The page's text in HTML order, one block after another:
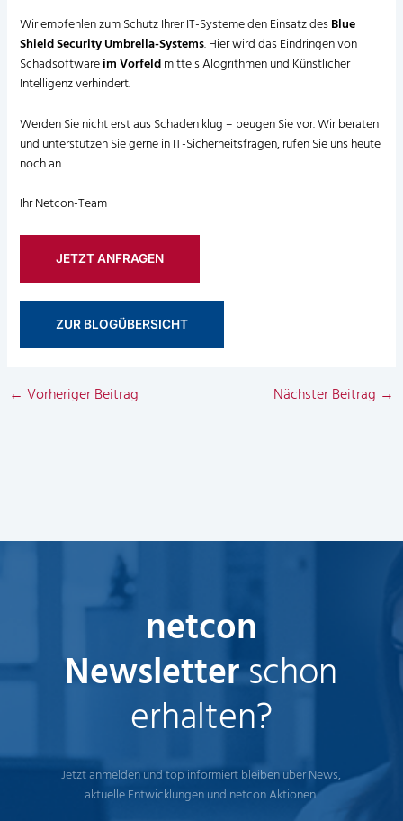
Wir empfehlen zumSchutz Ihrer IT-Systemeden Einsatz desBlue
Shield Security Umbrella-Systems. Hier wird das Eindringen von
Schadsoftwareim Vorfeldmittels Alogrithmen und Künstlicher
Intelligenz verhindert.
Werden Sie nicht erst aus Schaden klug – beugen Sie vor. Wir beraten
und unterstützen Sie gerne in IT-Sicherheitsfragen, rufen Sie uns heute
noch an.
Ihr Netcon-Team
JETZT ANFRAGEN
ZUR BLOGÜBERSICHT
← Vorheriger Beitrag Nächster Beitrag →
netcon
Newsletterschon
erhalten?
Jetzt anmelden und top informiert bleiben über News,
aktuelle Entwicklungen und netcon Aktionen.